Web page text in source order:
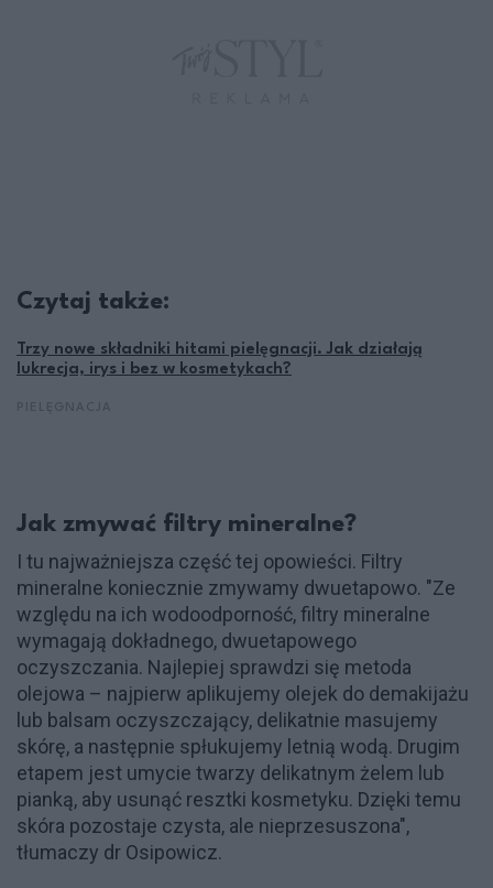
Czytaj także:
Trzy nowe składniki hitami pielęgnacji. Jak działają
lukrecja, irys i bez w kosmetykach?
Jak zmywać filtry mineralne?
I tu najważniejsza część tej opowieści. Filtry
mineralne koniecznie zmywamy dwuetapowo. "Ze
względu na ich wodoodporność, filtry mineralne
wymagają dokładnego, dwuetapowego
oczyszczania. Najlepiej sprawdzi się metoda
olejowa – najpierw aplikujemy olejek do demakijażu
lub balsam oczyszczający, delikatnie masujemy
skórę, a następnie spłukujemy letnią wodą. Drugim
etapem jest umycie twarzy delikatnym żelem lub
pianką, aby usunąć resztki kosmetyku. Dzięki temu
skóra pozostaje czysta, ale nieprzesuszona",
tłumaczy dr Osipowicz.